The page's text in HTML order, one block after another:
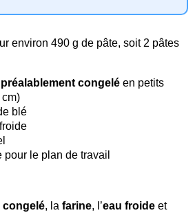
environ 490 g de pâte, soit 2 pâtes
préalablement congelé en petits
blé
pour le plan de travail
congelé, la farine, l’eau froide et